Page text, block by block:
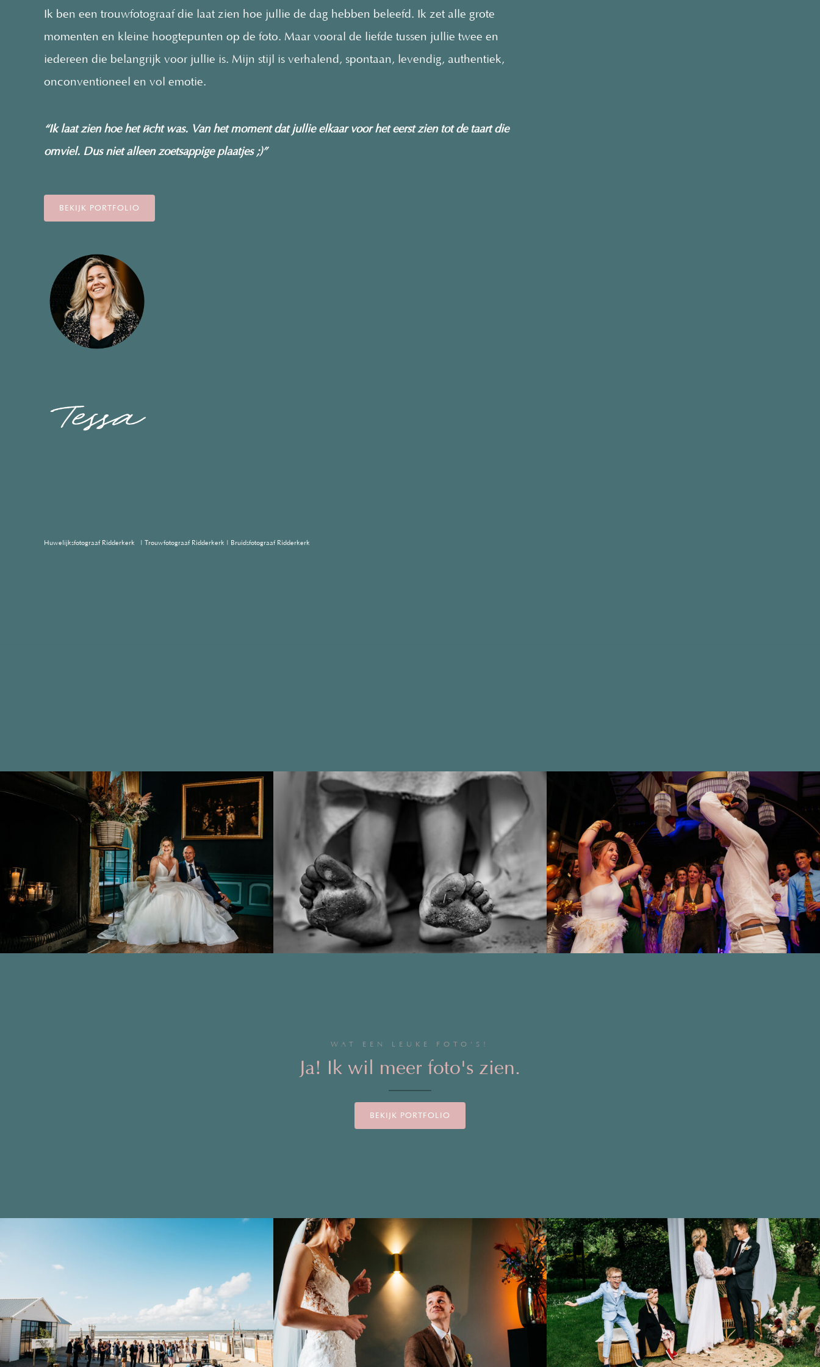
Ik ben een trouwfotograaf die laat zien hoe jullie de dag hebben beleefd. Ik zet alle grote
momenten en kleine hoogtepunten op de foto. Maar vooral de liefde tussen jullie twee en
iedereen die belangrijk voor jullie is. Mijn stijl is verhalend, spontaan, levendig, authentiek,
onconventioneel en vol emotie.
“Ik laat zien hoe het écht was. Van het moment dat jullie elkaar voor het eerst zien tot de taart die
omviel. Dus niet alleen zoetsappige plaatjes ;)”
BEKIJK PORTFOLIO
Huwelijksfotograaf Ridderkerk | Trouwfotograaf Ridderkerk | Bruidsfotograaf Ridderkerk
WAT EEN LEUKE FOTO'S!
Ja! Ik wil meer foto's zien.
BEKIJK PORTFOLIO